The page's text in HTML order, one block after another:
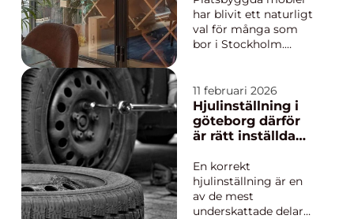
bärighet avgör hur
stabilt h...
har blivit ett naturligt
val för många som
bor i Stockholm.
begränsade
förvaringsmöjligheter
gör att
standardmöbler ofta
kompromisser.
Genom att låta en
hantverkare skapa
lösningar s...
11 februari 2026
Hjulinställning i
göteborg därför
är rätt inställda
du tror
En korrekt
hjulinställning är en
av de mest
underskattade delarna